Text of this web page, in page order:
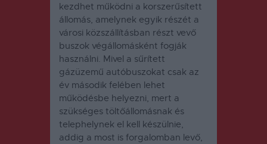
kezdhet működni a korszerűsített
állomás, amelynek egyik részét a
városi közszállításban részt vevő
buszok végállomásként fogják
használni. Mivel a sűrített
gázüzemű autóbuszokat csak az
év második felében lehet
működésbe helyezni, mert a
szükséges töltőállomásnak és
telephelynek el kell készülnie,
addig a most is forgalomban levő,